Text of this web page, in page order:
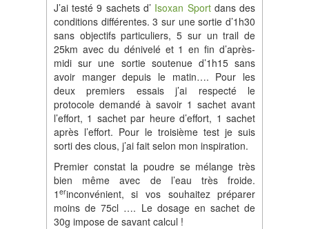
J’ai testé 9 sachets d’ Isoxan Sportdans des
conditions différentes. 3 sur une sortie d’1h30
sans objectifs particuliers, 5 sur un trail de
25km avec du dénivelé et 1 en fin d’après-
midi sur une sortie soutenue d’1h15 sans
avoir manger depuis le matin…. Pour les
deux premiers essais j’ai respecté le
protocole demandé à savoir 1 sachet avant
l’effort, 1 sachet par heure d’effort, 1 sachet
après l’effort. Pour le troisième test je suis
sorti des clous, j’ai fait selon mon inspiration.
Premier constat la poudre se mélange très
bien même avec de l’eau très froide.
1 erinconvénient, si vos souhaitez préparer
moins de 75cl …. Le dosage en sachet de
30g impose de savant calcul !